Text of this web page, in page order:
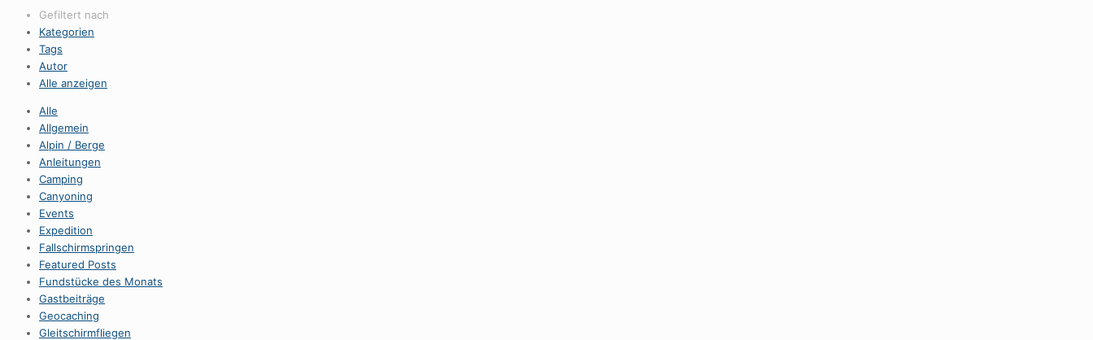
Gefiltert nach
Kategorien
Tags
Autor
Alle anzeigen
Alle
Allgemein
Alpin / Berge
Anleitungen
Camping
Canyoning
Events
Expedition
Fallschirmspringen
Featured Posts
Fundstücke des Monats
Gastbeiträge
Geocaching
Gleitschirmfliegen